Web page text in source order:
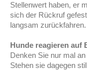
Stellenwert haben, er
sich der Rückruf
langsam zurückfahren.
Hunde reagieren auf
Denken Sie nur mal
Stehen sie dagegen